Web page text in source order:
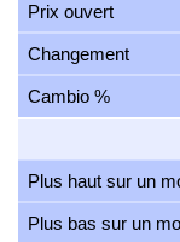
Prix ouvert
Changement
Cambio %
Plus haut sur un
Plus bas sur un